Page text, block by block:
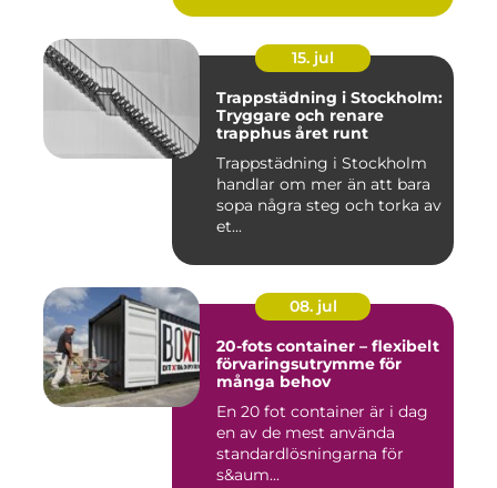
15. jul
Trappstädning i Stockholm:
Tryggare och renare
trapphus året runt
Trappstädning i Stockholm
handlar om mer än att bara
sopa några steg och torka av
et...
08. jul
20-fots container – flexibelt
förvaringsutrymme för
många behov
En 20 fot container är i dag
en av de mest använda
standardlösningarna för
s&aum...